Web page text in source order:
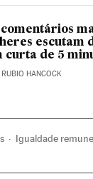
escutam
curta de 5
HANCOCK
Igualdade